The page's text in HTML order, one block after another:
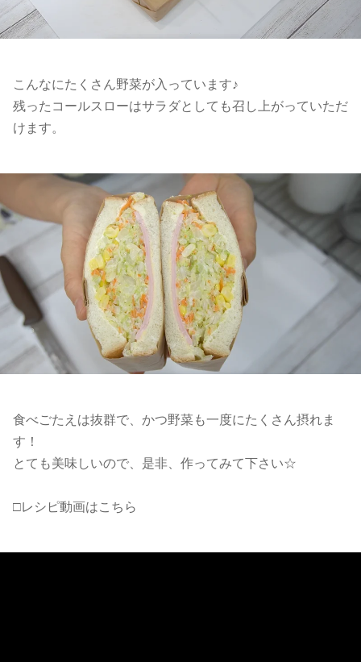
こんなにたくさん野菜が入っています♪
残ったコールスローはサラダとしても召し上がっていただ
けます。
食べごたえは抜群で、かつ野菜も一度にたくさん摂れま
す！
とても美味しいので、是非、作ってみて下さい☆
□レシピ動画はこちら